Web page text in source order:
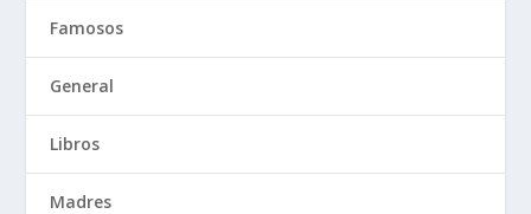
Famosos
General
Libros
Madres